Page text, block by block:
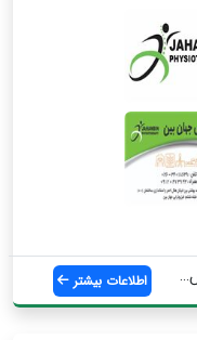
اطلاعات بیشتر